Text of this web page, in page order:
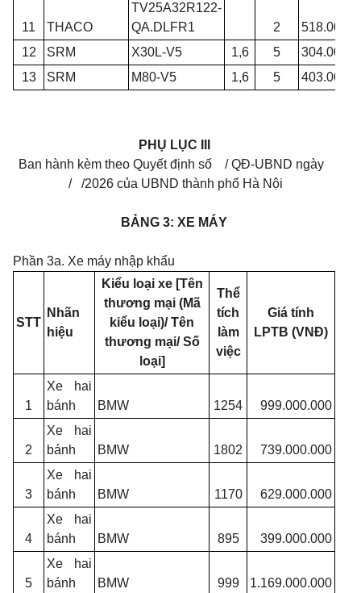
11 THACO
TV25A32R122-
QA.DLFR1
2
12
SRM X30L-V5 1,6 5
13
SRM M80-V5 1,6 5
PHỤ LỤC III
Ban hành kèm theo Quyết định số
/QĐ-UBND ngày
//2026 của UBND thành phố Hà Nội
BẢNG 3: XE MÁY
Phần 3a. Xe máy nhập khẩu
STT
Nhãn
hiệu
Kiểu loại xe [Tên
thương mại (Mã
kiểu loại)/ Tên
thương mại/ Số
loại]
Thể
tích
làm
việc
Giá tính
LPTB (VNĐ)
1
Xe hai
bánh
BMW 1254 999.000.000
2
Xe hai
bánh
BMW 1802 739.000.000
3
Xe hai
bánh
BMW 1170 629.000.000
4
Xe hai
bánh
BMW 895 399.000.000
5
Xe hai
bánh
BMW 999 1.169.000.000